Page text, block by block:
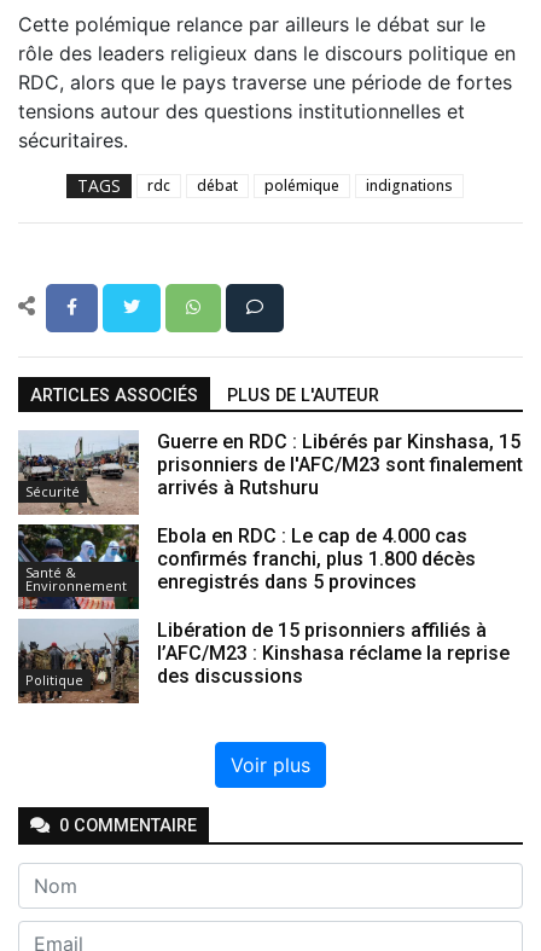
Cette polémique relance par ailleurs le débat sur le
rôle des leaders religieux dans le discours politique en
RDC, alors que le pays traverse une période de fortes
tensions autour des questions institutionnelles et
sécuritaires.
TAGS rdc débat polémique indignations
ARTICLES ASSOCIÉS PLUS DE L'AUTEUR
Sécurité
Guerre en RDC : Libérés par Kinshasa, 15
prisonniers de l'AFC/M23 sont finalement
arrivés à Rutshuru
Santé &
Environnement
Ebola en RDC : Le cap de 4.000 cas
confirmés franchi, plus 1.800 décès
enregistrés dans 5 provinces
Politique
Libération de 15 prisonniers affiliés à
l’AFC/M23 : Kinshasa réclame la reprise
des discussions
Voir plus
0 COMMENTAIRE